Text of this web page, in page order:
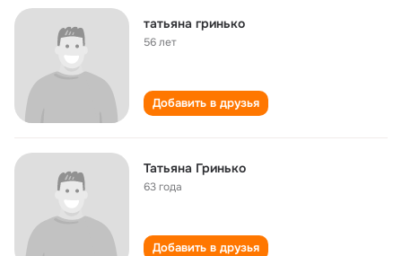
татьяна гринько
56 лет
Добавить в друзья
Татьяна Гринько
63 года
Добавить в друзья